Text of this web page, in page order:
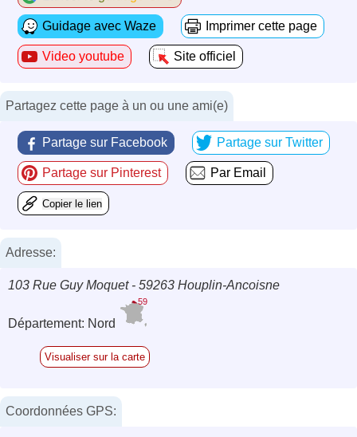
Guidage avec Waze Imprimer cette page
Video youtube Site officiel
Partagez cette page à un ou une ami(e)
Partage sur Facebook Partage sur Twitter
Partage sur Pinterest Par Email
Copier le lien
Adresse:
103 Rue Guy Moquet - 59263 Houplin-Ancoisne
Département: Nord
59
Visualiser sur la carte
Coordonnées GPS: